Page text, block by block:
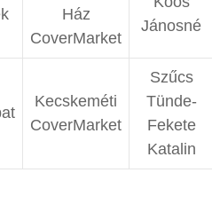
Ház
CoverMarket
Jánosné
Kecskeméti
CoverMarket
Szűcs
Tünde-
Fekete
Katalin